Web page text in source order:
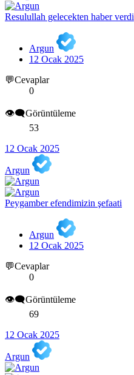
Resulullah gelecekten haber verdi
Argun
12 Ocak 2025
💬Cevaplar
0
👁️‍🗨️Görüntüleme
53
12 Ocak 2025
Argun
Peygamber efendimizin şefaati
Argun
12 Ocak 2025
💬Cevaplar
0
👁️‍🗨️Görüntüleme
69
12 Ocak 2025
Argun